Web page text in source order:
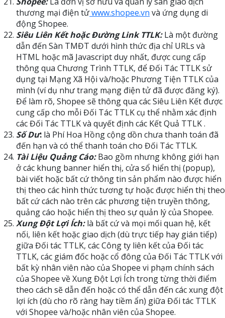
thương mại điện tửwww.shopee.vn và ứng dụng di
động Shopee.
Siêu Liên Kết hoặc Đường Link TTLK:Là một đường
dẫn đến Sàn TMĐT dưới hình thức địa chỉ URLs và
HTML hoặc mã Javascript duy nhất, được cung cấp
thông qua Chương Trình TTLK, để Đối Tác TTLK sử
dụng tại Mạng Xã Hội và/hoặc Phương Tiện TTLK của
mình (ví dụ như trang mạng điện tử đã được đăng ký).
Để làm rõ, Shopee sẽ thông qua các Siêu Liên Kết được
cung cấp cho mỗi Đối Tác TTLK cụ thể nhằm xác định
các Đối Tác TTLK và quyết định các Kết Quả TTLK .
Số Dư: là Phí Hoa Hồng cộng dồn chưa thanh toán đã
đến hạn và có thể thanh toán cho Đối Tác TTLK.
Tài Liệu Quảng Cáo:Bao gồm nhưng không giới hạn
ở các khung banner hiển thị, cửa sổ hiển thị (popup),
bài viết hoặc bất cứ thông tin sản phẩm nào được hiển
thị theo các hình thức tương tự hoặc được hiển thị theo
bất cứ cách nào trên các phương tiện truyền thông,
quảng cáo hoặc hiển thị theo sự quản lý của Shopee.
Xung Đột Lợi Ích:là bất cứ và mọi mối quan hệ, kết
nối, liên kết hoặc giao dịch (dù trực tiếp hay gián tiếp)
giữa Đối tác TTLK, các Công ty liên kết của Đối tác
TTLK, các giám đốc hoặc cổ đông của Đối Tác TTLK với
bất kỳ nhân viên nào của Shopee vi phạm chính sách
của Shopee về Xung Đột Lợi Ích trong từng thời điểm
theo cách sẽ dẫn đến hoặc có thể dẫn đến các xung đột
lợi ích (dù cho rõ ràng hay tiềm ẩn) giữa Đối tác TTLK
với Shopee và/hoặc nhân viên của Shopee.